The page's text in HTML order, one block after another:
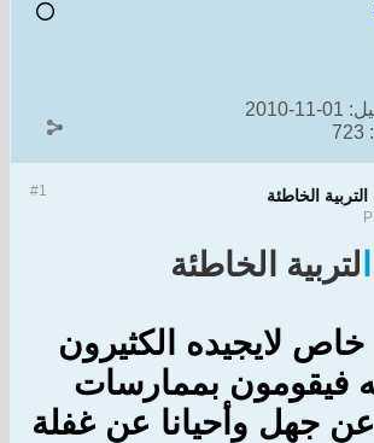
01-11-2010
723
#1 الخاطئة
لتربية الخاطئة
خاص لايجيده الكثيرون
فيقومون بممارسات
عن جهل وأحيانا عن غفلة